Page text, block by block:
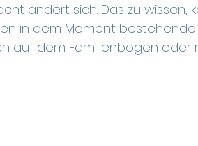
ändert sich. Das zu wissen,
in dem Moment
auf dem Familienbogen oder